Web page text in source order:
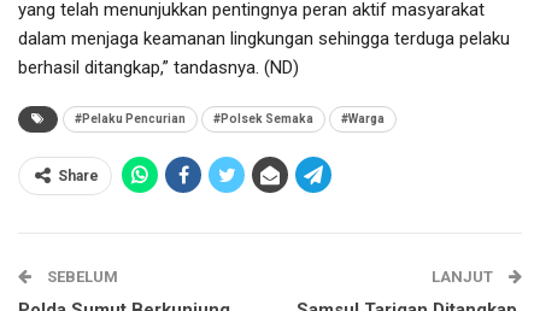
yang telah menunjukkan pentingnya peran aktif masyarakat
dalam menjaga keamanan lingkungan sehingga terduga pelaku
berhasil ditangkap,” tandasnya. (ND)
#Pelaku Pencurian #Polsek Semaka #Warga
Share
SEBELUM LANJUT